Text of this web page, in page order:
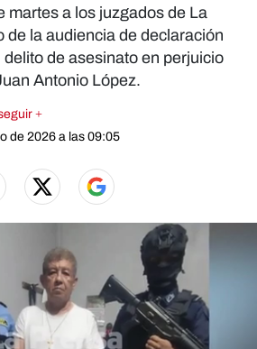
martes a los juzgados de La
de la audiencia de declaración
de asesinato en perjuicio
Antonio López.
+
de 2026 a las 09:05